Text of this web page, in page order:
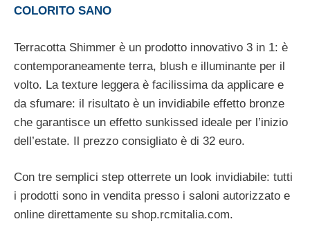
COLORITO SANO
Terracotta Shimmer è un prodotto innovativo 3 in 1: è
contemporaneamente terra, blush e illuminante per il
volto. La texture leggera è facilissima da applicare e
da sfumare: il risultato è un invidiabile effetto bronze
che garantisce un effetto sunkissed ideale per l’inizio
dell’estate. Il prezzo consigliato è di 32 euro.
Con tre semplici step otterrete un look invidiabile: tutti
i prodotti sono in vendita presso i saloni autorizzato e
online direttamente su shop.rcmitalia.com.